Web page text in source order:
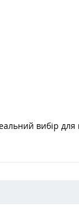
вибір для